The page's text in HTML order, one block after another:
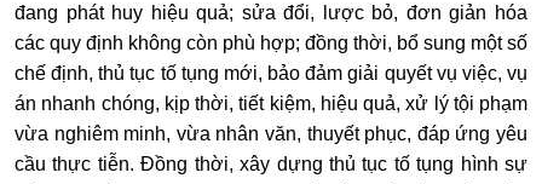
đang phát huy hiệu quả; sửa đổi, lược bỏ, đơn giản hóa
các quy định không còn phù hợp; đồng thời, bổ sung một số
chế định, thủ tục tố tụng mới, bảo đảm giải quyết vụ việc, vụ
án nhanh chóng, kịp thời, tiết kiệm, hiệu quả, xử lý tội phạm
vừa nghiêm minh, vừa nhân văn, thuyết phục, đáp ứng yêu
cầu thực tiễn. Đồng thời, xây dựng thủ tục tố tụng hình sự